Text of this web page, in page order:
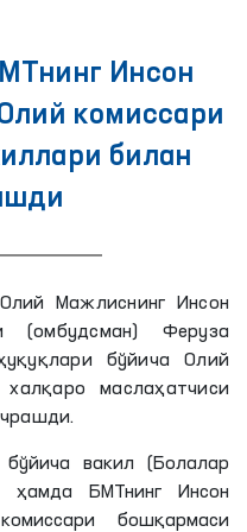
Инсон
комиссари
билан
Мажлиснинг Инсон
(омбудсман) Феруза
бўйича Олий
маслаҳатчиси
вакил (Болалар
ҳамда БМТнинг Инсон
бошқармаси